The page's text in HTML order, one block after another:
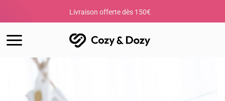
Livraison offerte dès 150€